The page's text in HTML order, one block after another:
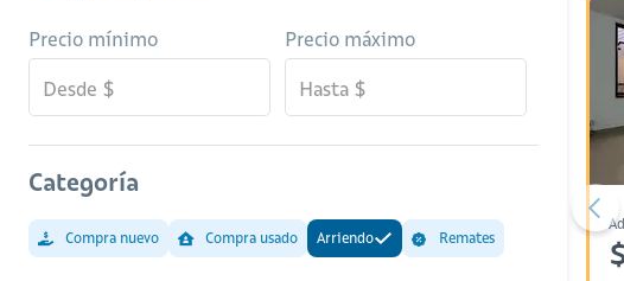
Precio mínimo Precio máximo
Categoría
Compra nuevo Compra usado Arriendo Remates